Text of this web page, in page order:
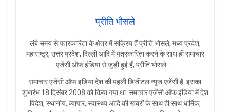
प्रीति भौसले
लंबे समय से पत्रकारिता के क्षेत्र में सक्रिय हैं प्रीति भोसले, मध्य प्रदेश,
महाराष्ट्र, उत्तर प्रदेश, दिल्ली आदि में पत्रकारिता करने के साथ ही समाचार
एजेंसी ऑफ इंडिया से जुड़ी हुई हैं, प्रीति भोसले ….
समाचार एजेंसी ऑफ इंडिया देश की पहली डिजीटल न्यूज एजेंसी है. इसका
शुभारंभ 18 दिसंबर 2008 को किया गया था. समाचार एजेंसी ऑफ इंडिया में देश
विदेश, स्थानीय, व्यापार, स्वास्थ्य आदि की खबरों के साथ ही साथ धार्मिक,